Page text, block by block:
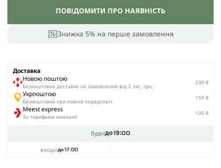
Знижка 5% на перше замовлення
ПОВІДОМИТИ ПРО НАЯВНІСТЬ
Доставка
Новою поштою
Безкоштовна доставка на замовлення від 2 тис. грн.
230 ₴
Укрпоштою
Безкоштовно при повній передплаті
150 ₴
Meest express
За тарифами компанії
130 ₴
буднідо 19:00
вихіднідо 17:00